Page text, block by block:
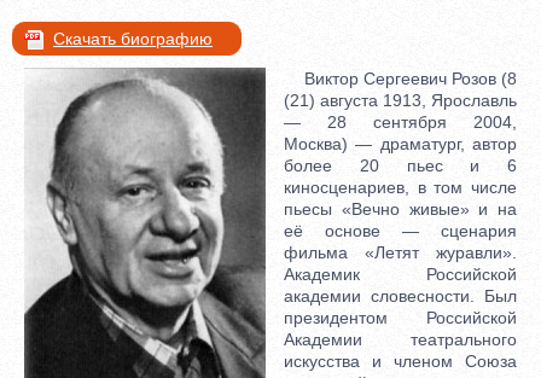
Скачать биографию
Виктор Сергеевич Розов (8
(21) августа 1913, Ярославль
— 28 сентября 2004,
Москва) — драматург, автор
более 20 пьес и 6
киносценариев, в том числе
пьесы «Вечно живые» и на
её основе — сценария
фильма «Летят журавли».
Академик Российской
академии словесности. Был
президентом Российской
Академии театрального
искусства и членом Союза